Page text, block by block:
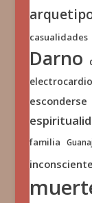
casualidades
Darno
esconderse
familia
inconsciente